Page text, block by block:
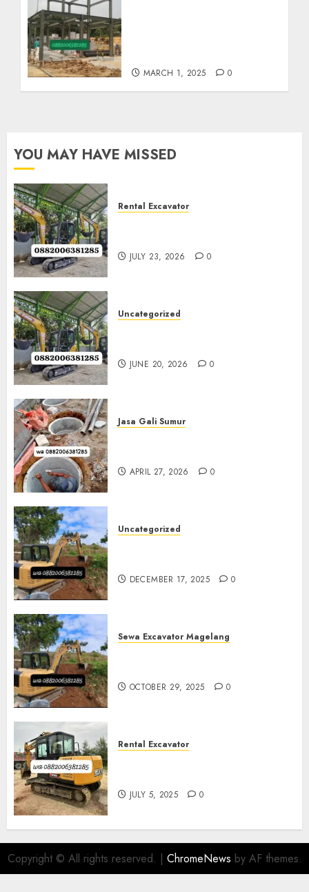
MARCH 1, 2025 0
YOU MAY HAVE MISSED
Rental Excavator
JULY 23, 2026 0
Uncategorized
JUNE 20, 2026 0
Jasa Gali Sumur
APRIL 27, 2026 0
Uncategorized
DECEMBER 17, 2025 0
Sewa Excavator Magelang
OCTOBER 29, 2025 0
Rental Excavator
JULY 5, 2025 0
Copyright © All rights reserved. | ChromeNews by AF themes.